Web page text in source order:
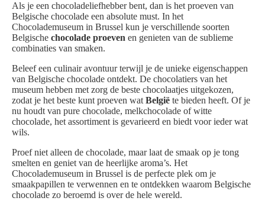
Als je een chocoladeliefhebber bent, dan is het proeven van
Belgische chocolade een absolute must. In het
Chocolademuseum in Brussel kun je verschillende soorten
Belgische chocolade proeven en genieten van de sublieme
combinaties van smaken.
Beleef een culinair avontuur terwijl je de unieke eigenschappen
van Belgische chocolade ontdekt. De chocolatiers van het
museum hebben met zorg de beste chocolaatjes uitgekozen,
zodat je het beste kunt proeven wat België te bieden heeft. Of je
nu houdt van pure chocolade, melkchocolade of witte
chocolade, het assortiment is gevarieerd en biedt voor ieder wat
wils.
Proef niet alleen de chocolade, maar laat de smaak op je tong
smelten en geniet van de heerlijke aroma’s. Het
Chocolademuseum in Brussel is de perfecte plek om je
smaakpapillen te verwennen en te ontdekken waarom Belgische
chocolade zo beroemd is over de hele wereld.